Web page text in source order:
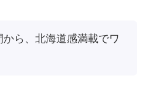
から、北海道感満載でワ